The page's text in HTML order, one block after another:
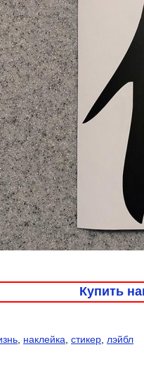
Купить
наклейка стикер лэйбл